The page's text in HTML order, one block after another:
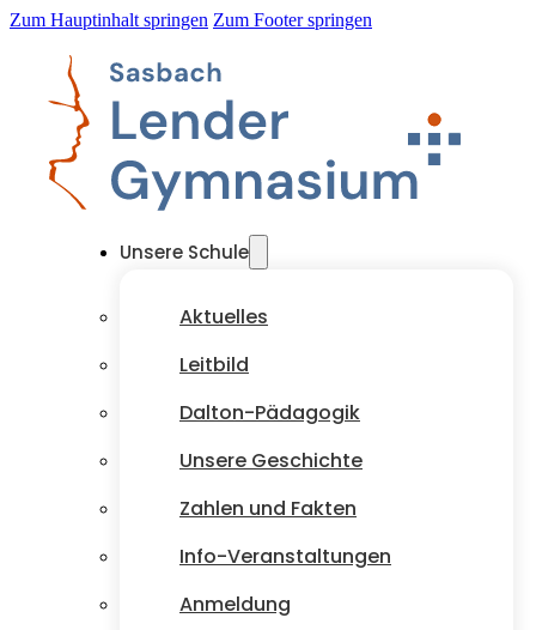
Zum Hauptinhalt springen Zum Footer springen
Unsere Schule
Aktuelles
Leitbild
Dalton-Pädagogik
Unsere Geschichte
Zahlen und Fakten
Info-Veranstaltungen
Anmeldung